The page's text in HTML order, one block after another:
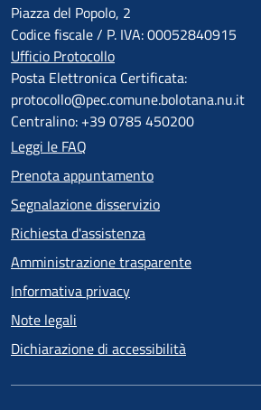
Piazza del Popolo, 2
Codice fiscale / P. IVA: 00052840915
Ufficio Protocollo
Posta Elettronica Certificata:
protocollo@pec.comune.bolotana.nu.it
Centralino: +39 0785 450200
Leggi le FAQ
Prenota appuntamento
Segnalazione disservizio
Richiesta d'assistenza
Amministrazione trasparente
Informativa privacy
Note legali
Dichiarazione di accessibilità